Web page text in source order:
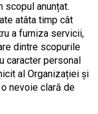
scopul anunțat.
atâta timp cât
a furniza servicii,
dintre scopurile
caracter personal
al Organizației și
nevoie clară de